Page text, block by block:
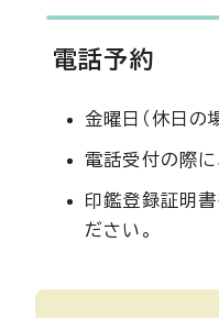
電話予約
金曜日（休日
電話受付の際に
印鑑登録証明
ださい。